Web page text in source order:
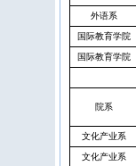
外语系
国际教育学院
国际教育学院
院系
文化产业系
文化产业系